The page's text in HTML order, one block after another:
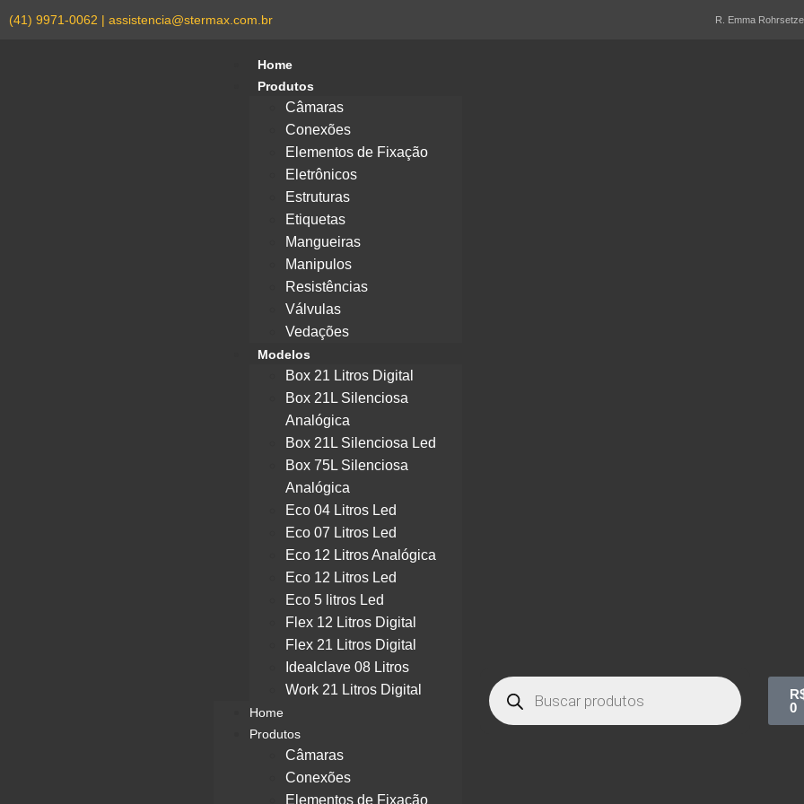
(41) 9971-0062 | assistencia@stermax.com.br R. Emma
Home
Produtos
Câmaras
Conexões
Elementos de Fixação
Eletrônicos
Estruturas
Etiquetas
Mangueiras
Manipulos
Resistências
Válvulas
Vedações
Modelos
Box 21 Litros Digital
Box 21L Silenciosa
Analógica
Box 21L Silenciosa Led
Box 75L Silenciosa
Analógica
Eco 04 Litros Led
Eco 07 Litros Led
Eco 12 Litros Analógica
Eco 12 Litros Led
Eco 5 litros Led
Flex 12 Litros Digital
Flex 21 Litros Digital
Idealclave 08 Litros
Work 21 Litros Digital
Home
Produtos
Câmaras
Conexões
Elementos de Fixação
0